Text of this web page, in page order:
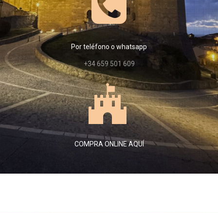
Por teléfono o whatsapp
+34 659 501 609

COMPRA ONLINE AQUÍ